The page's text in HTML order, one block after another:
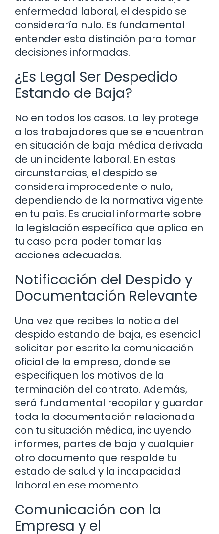
enfermedad laboral, el despido se
consideraría nulo. Es fundamental
entender esta distinción para tomar
decisiones informadas.
¿Es Legal Ser Despedido
Estando de Baja?
No en todos los casos. La ley protege
a los trabajadores que se encuentran
en situación de baja médica derivada
de un incidente laboral. En estas
circunstancias, el despido se
considera improcedente o nulo,
dependiendo de la normativa vigente
en tu país. Es crucial informarte sobre
la legislación específica que aplica en
tu caso para poder tomar las
acciones adecuadas.
Notificación del Despido y
Documentación Relevante
Una vez que recibes la noticia del
despido estando de baja, es esencial
solicitar por escrito la comunicación
oficial de la empresa, donde se
especifiquen los motivos de la
terminación del contrato. Además,
será fundamental recopilar y guardar
toda la documentación relacionada
con tu situación médica, incluyendo
informes, partes de baja y cualquier
otro documento que respalde tu
estado de salud y la incapacidad
laboral en ese momento.
Comunicación con la
Empresa y el